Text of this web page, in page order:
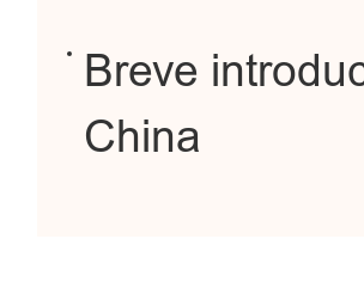
Breve
China